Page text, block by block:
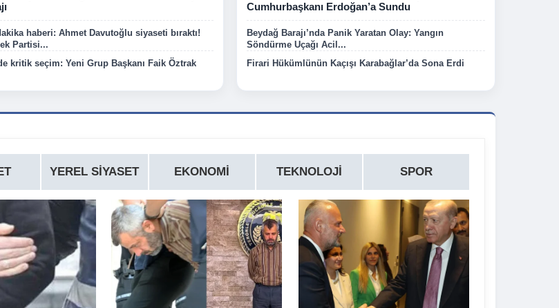
haberi: Ahmet Davutoğlu siyaseti bıraktı!
Partisi...
kritik seçim: Yeni Grup Başkanı Faik Öztrak
Cumhurbaşkanı Erdoğan’a Sundu
Beydağ Barajı’nda Panik Yaratan Olay: Yangın
Söndürme Uçağı Acil...
Firari Hükümlünün Kaçışı Karabağlar’da Sona Erdi
YEREL SIYASET EKONOMI TEKNOLOJI SPOR